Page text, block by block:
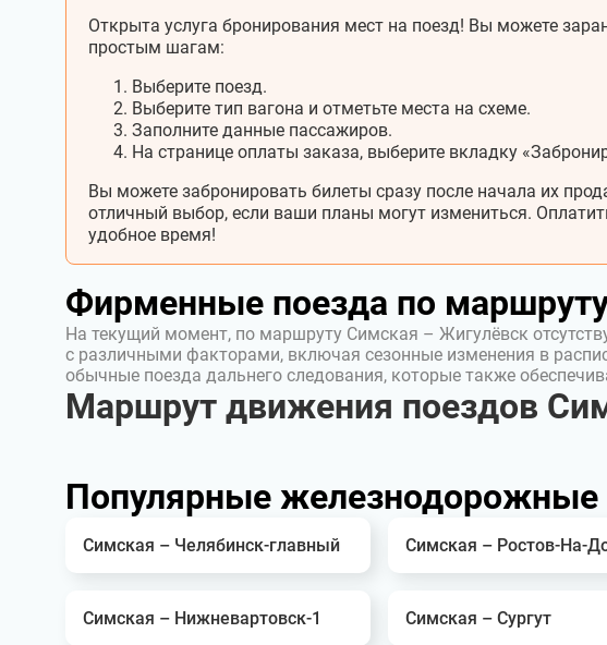
Открыта услуга бронирования мест на поезд! Вы можете
простым шагам:
Выберите поезд.
Выберите тип вагона и отметьте места на схеме.
Заполните данные пассажиров.
На странице оплаты заказа, выберите вкладку
Вы можете забронировать билеты сразу после начала их
отличный выбор, если ваши планы могут измениться.
удобное время!
Фирменные поезда по
На текущий момент, по маршруту Симская – Жигулёвск
с различными факторами, включая сезонные изменения в
обычные поезда дальнего следования, которые также
Маршрут движения поездов
Популярные железнодорожные
Симская – Челябинск-главный Симская – Ростов-На-
Симская – Нижневартовск-1 Симская – Сургут